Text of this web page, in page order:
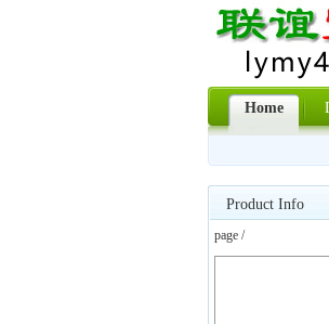
Home
Product Info
page /